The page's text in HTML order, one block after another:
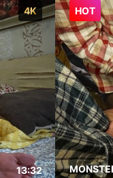
4K
13:32
HOT